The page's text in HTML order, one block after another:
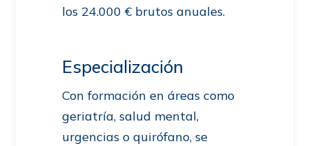
los 24.000 € brutos anuales.
Especialización
Con formación en áreas como
geriatría, salud mental,
urgencias o quirófano, se